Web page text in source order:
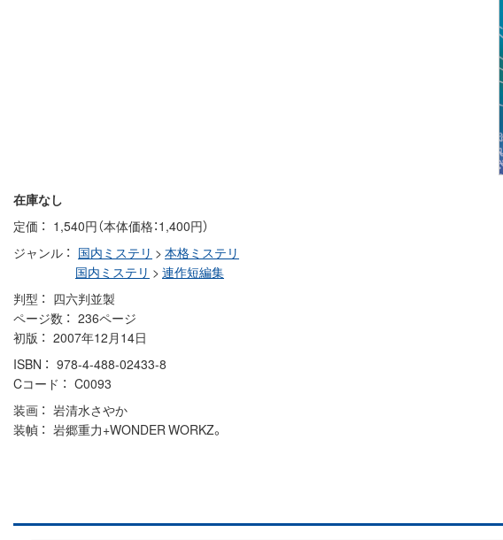
在庫なし
定価
1,540円（本体価格：1,400円）
ジャンル
国内ミステリ > 本格ミステリ
国内ミステリ > 連作短編集
判型
四六判並製
ページ数
236ページ
初版
2007年12月14日
ISBN
978-4-488-02433-8
Cコード
C0093
装画
岩清水さやか
装幀
岩郷重力+WONDER WORKZ。